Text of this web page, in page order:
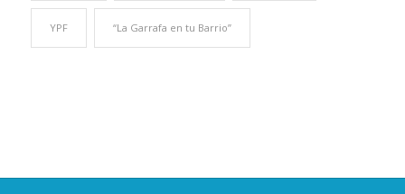
YPF “La Garrafa en tu Barrio”